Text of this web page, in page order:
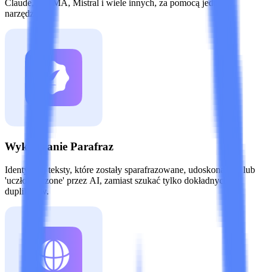
Claude, LLaMA, Mistral i wiele innych, za pomocą jednego
narzędzia.
Wykrywanie Parafraz
Identyfikuj teksty, które zostały sparafrazowane, udoskonalone lub
'uczłowieczone' przez AI, zamiast szukać tylko dokładnych
duplikatów.